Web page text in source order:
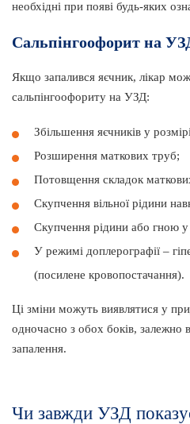
необхідні при появі будь-яких
Сальпінгоофорит на
Якщо запалився яєчник, лікар
сальпінгоофориту на УЗД:
Збільшення яєчників у
Розширення маткових труб;
Потовщення складок
Скупчення вільної рідини
Скупчення рідини або гною
У режимі доплерографії –
(посилене кровопостачання).
Ці зміни можуть виявлятися у
одночасно з обох боків, залежно
запалення.
Чи завжди УЗД